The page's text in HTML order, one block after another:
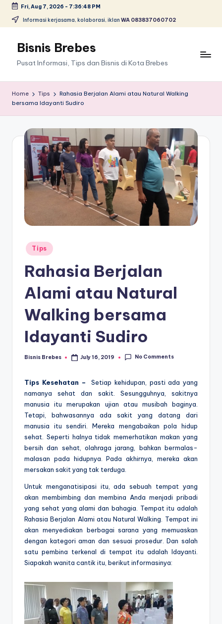
Skip
content
Fri, Aug 7, 2026 - 7:36:49 PM
Informasi kerjasama, kolaborasi, iklan WA 083837060702
Bisnis Brebes
Pusat Informasi, Tips dan Bisnis di Kota Brebes
Home Tips
Rahasia Berjalan Alami atau Natural Walking
bersama Idayanti Sudiro
Posted
in
Tips
Rahasia Berjalan
Alami atau Natural
Walking bersama
Idayanti Sudiro
Posted
Bisnis Brebes July 16, 2019 No Comments
Tips Kesehatan –
Setiap kehidupan, pasti ada yang
namanya sehat dan sakit. Sesungguhnya, sakitnya
manusia itu merupakan ujian atau musibah baginya.
Tetapi, bahwasannya ada sakit yang datang dari
manusia itu sendiri. Mereka mengabaikan pola hidup
sehat. Seperti halnya tidak memerhatikan makan yang
bersih dan sehat, olahraga jarang, bahkan bermalas-
malasan pada hidupnya. Pada akhirnya, mereka akan
mersakan sakit yang tak terduga.
Untuk menganatisipasi itu, ada sebuah tempat yang
akan membimbing dan membina Anda menjadi pribadi
yang sehat yang alami dan bahagia. Tempat itu adalah
Rahasia Berjalan Alami atau Natural Walking. Tempat ini
akan menyediakan berbagai sarana yang memuaskan
dengan kategori aman dan sesuai prosedur. Dan salah
satu pembina terkenal di tempat itu adalah Idayanti.
Siapakah wanita cantik itu, berikut informasinya: